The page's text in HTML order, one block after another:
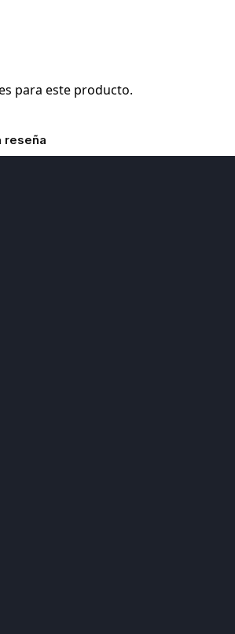
para este producto.
reseña